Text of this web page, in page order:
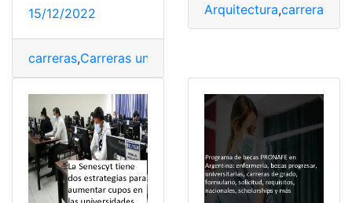
15/12/2022
carreras,Carreras universitarias
Arquitectura,carreras